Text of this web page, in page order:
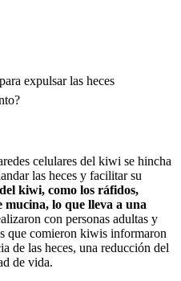
expulsar las heces
celulares del kiwi se hincha
las heces y facilitar su
kiwi, como los ráfidos,
lo que lleva a una
con personas adultas y
que comieron kiwis informaron
de las heces, una reducción del
de vida.